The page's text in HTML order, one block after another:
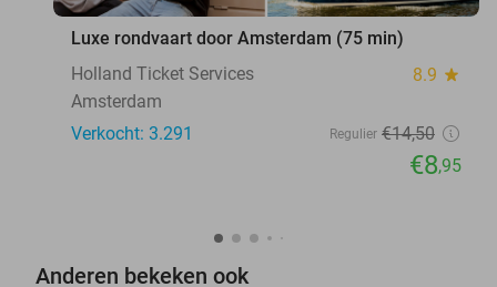
Luxe rondvaart door Amsterdam (75 min)
Holland Ticket Services
8.9 star
Amsterdam
Verkocht: 3.291
Regulier €14,50
€8,95
Anderen bekeken ook